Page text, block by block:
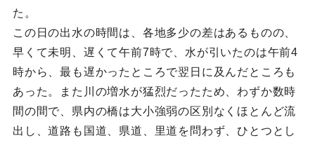
た。
この日の出水の時間は、各地多少の差はあるものの、
早くて未明、遅くて午前7時で、水が引いたのは午前4
時から、最も遅かったところで翌日に及んだところも
あった。また川の増水が猛烈だったため、わずか数時
間の間で、県内の橋は大小強弱の区別なくほとんど流
出し、道路も国道、県道、里道を問わず、ひとつとし